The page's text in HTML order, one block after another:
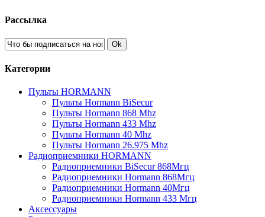
Рассылка
Ok
Категории
Пульты HORMANN
Пульты Hormann BiSecur
Пульты Hormann 868 Mhz
Пульты Hormann 433 Mhz
Пульты Hormann 40 Mhz
Пульты Hormann 26.975 Mhz
Радиоприемники HORMANN
Радиоприемники BiSecur 868Мгц
Радиоприемники Hormann 868Мгц
Радиоприемники Hormann 40Мгц
Радиоприемники Hormann 433 Мгц
Аксессуары